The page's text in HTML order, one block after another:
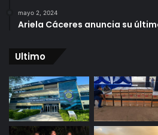
mayo 2, 2024
Ariela Cáceres anuncia su
Ultimo